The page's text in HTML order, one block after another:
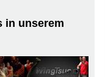
in unserem